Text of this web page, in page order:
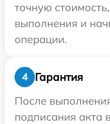
точную
выполнения и
операции.
4
Гарантия
После
подписания акта